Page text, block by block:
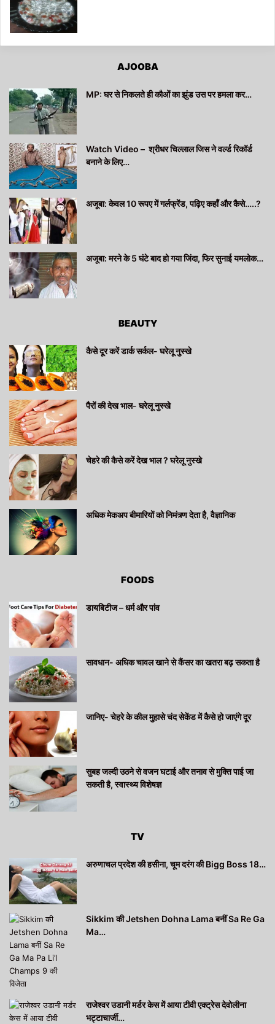
AJOOBA
MP: घर से निकलते ही कौओं का झुंड उस पर हमला कर…
Watch Video – श्रीधर चिल्लाल जिस ने वर्ल्ड रिकॉर्ड
बनाने के लिए…
अजूबा: केवल 10 रूपए में गर्लफ्रेंड, पढ़िए कहाँ और कैसे…..?
अजूबा: मरने के 5 घंटे बाद हो गया जिंदा, फिर सुनाई यमलोक…
BEAUTY
कैसे दूर करें डार्क सर्कल- घरेलू नुस्खे
पैरों की देख भाल- घरेलू नुस्खे
चेहरे की कैसे करें देख भाल ? घरेलू नुस्खे
अधिक मेकअप बीमारियों को निमंत्र्ण देता है, वैज्ञानिक
FOODS
डायबिटीज – धर्म और पांव
सावधान- अधिक चावल खाने से कैंसर का खतरा बढ़ सकता है
जानिए- चेहरे के कील मुहासे चंद सेकेंड में कैसे हो जाएंगे दूर
सुबह जल्दी उठने से वजन घटाई और तनाव से मुक्ति पाई जा
सकती है, स्वास्थ्य विशेषज्ञ
TV
अरुणाचल प्रदेश की हसीना, चूम दरंग की Bigg Boss 18…
Sikkim की Jetshen Dohna Lama बनीं Sa Re Ga
Ma…
राजेश्वर उडानी मर्डर केस में आया टीवी एक्ट्रेस देवोलीना
भट्टाचार्जी…